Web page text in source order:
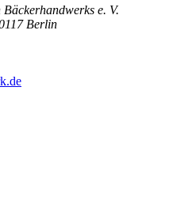
e. V.
Berlin